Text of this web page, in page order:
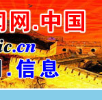
>